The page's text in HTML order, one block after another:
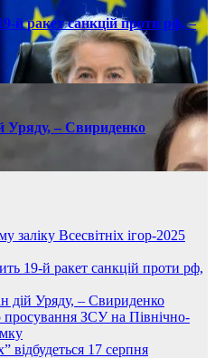
й ракет санкцій проти рф, –
Уряду, – Свириденко
заліку Всесвітніх ігор-2025
19-й ракет санкцій проти рф,
дій Уряду, – Свириденко
ЗСУ на Північно-
відбудеться 17 серпня